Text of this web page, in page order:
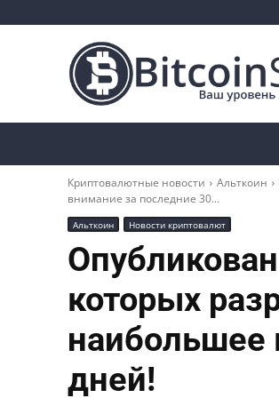
Криптовалютные новости Альткоин
внимание за последние 30...
Альткоин Новости криптовалют
которых
наибольшее
дней!